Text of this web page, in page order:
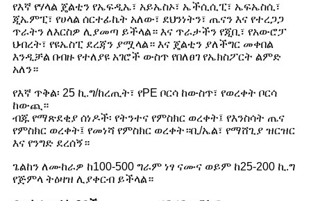
የእኛ የሃላል ጄልቲን የኤፍዲኤ፣ አይኤስኦ፣ ኤችሲሲፒ፣ ኤፍኤስሲ፣
ጂኤምፒ፣ የሀላል ሰርተፊኬት አለው፣ ደህንነትን፣ ጤናን እና የተረጋጋ
ጥራትን ለእርስዎ ሊያመጣ ይችላል። እና ጥራታችን የጂቢ፣ የአውሮፓ
ህብረት፣ የዩኤስፒ ደረጃን ያሟላል። እና ጄልቲን ያለችግር መቀበል
እንዲቻል በብዙ የተለያዩ አገሮች ውስጥ የበለፀገ የኤክስፖርት ልምድ
አለን።
የእኛ ጥቅል፡ 25 ኪ.ግ/ከረጢት፣ የPE ቦርሳ ከውስጥ፣ የወረቀት ቦርሳ
ከውጪ።
ብጁ የማጽደቂያ ሰነዶች፡ የትንተና የምስክር ወረቀት፤ የእንስሳት ጤና
የምስክር ወረቀት፤ የመነሻ የምስክር ወረቀት።ቢ/ኤል፣ የማሸጊያ ዝርዝር
እና የንግድ ደረሰኝ።
ጌልከን ለሙከራዎ ከ100-500 ግራም ነፃ ናሙና ወይም ከ25-200 ኪ.ግ
የጅምላ ትዕዛዝ ሊያቀርብ ይችላል።